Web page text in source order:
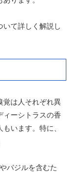
いて詳しく解説し
覚は人それぞれ異
ィーシトラスの香
います。特に、
バジルを含むた